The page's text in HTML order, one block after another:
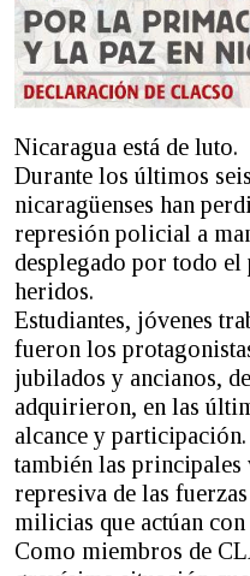
Nicaragua está de luto.
Durante los últimos
nicaragüenses han
represión policial a
desplegado por todo el
heridos.
Estudiantes, jóvenes
fueron los
jubilados y ancianos,
adquirieron, en las
alcance y
también las
represiva de las
milicias que actúan
Como miembros de